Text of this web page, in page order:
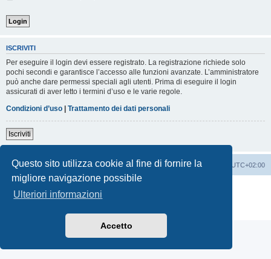
Questo sito utilizza cookie al fine di fornire la
migliore navigazione possibile
Ulteriori informazioni
Accetto
ISCRIVITI
Per eseguire il login devi essere registrato. La registrazione richiede solo
pochi secondi e garantisce l’accesso alle funzioni avanzate. L’amministratore
può anche dare permessi speciali agli utenti. Prima di eseguire il login
assicurati di aver letto i termini d’uso e le varie regole.
Condizioni d’uso | Trattamento dei dati personali
Iscriviti
Indice Tutti gli orari sono UTC+02:00
Cancella cookie
Contattaci
Traduzione Italiana